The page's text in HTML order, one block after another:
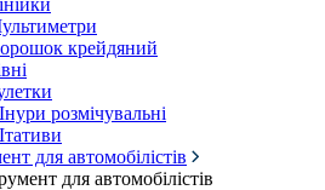
крейдяний
розмічувальні
для автомобілістів
для автомобілістів